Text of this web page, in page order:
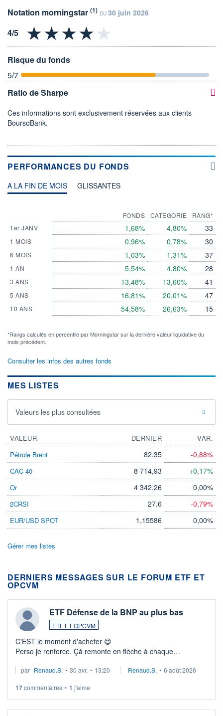
Notation morningstar (1) DU 30 juin 2026
Risque du fonds
5/7
Ratio de Sharpe
Ces informations sont exclusivement réservées aux clients
BoursoBank.
PERFORMANCES DU FONDS
A LA FIN DE MOIS GLISSANTES
1er JANV.
1 MOIS
6 MOIS
1 AN
3 ANS
5 ANS
10 ANS
FONDS
1,68%
0,96%
1,03%
5,54%
13,48%
16,81%
54,58%
CATEGORIE
4,80%
0,78%
1,31%
4,80%
13,60%
20,01%
26,63%
RANG*
33
30
37
28
41
47
15
*Rangs calculés en percentile par Morningstar sur la dernière valeur liquidative du
mois précédent.
Consulter les infos des autres fonds
MES LISTES
Valeurs les plus consultées
VALEUR DERNIER
VAR.
Pétrole Brent
82,35 -0,88%
CAC 40 8 714,93 +0,17%
Or 4 342,26 0,00%
2CRSI 27,6 -0,79%
EUR/USD SPOT 1,15586 0,00%
Gérer mes listes
DERNIERS MESSAGES SUR LE FORUM ETF ET
OPCVM
ETF Défense de la BNP au plus bas
ETF ET OPCVM
C'EST le moment d'acheter 😄​
Perso je renforce. Çà remonte en flèche à chaque
Investissement long terme tip top pour sa retraite.
par Renaud.S. • 30 avr. • 13:20 Renaud.S. • 6 août 2026
17commentaires • 1 j'aime